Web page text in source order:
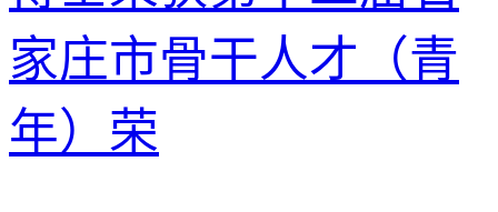
家庄市骨干人才（青
年）荣